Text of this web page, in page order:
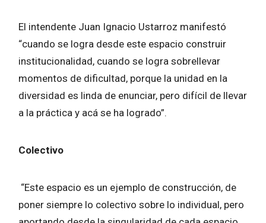
El intendente Juan Ignacio Ustarroz manifestó
“cuando se logra desde este espacio construir
institucionalidad, cuando se logra sobrellevar
momentos de dificultad, porque la unidad en la
diversidad es linda de enunciar, pero difícil de llevar
a la práctica y acá se ha logrado”.
Colectivo
“Este espacio es un ejemplo de construcción, de
poner siempre lo colectivo sobre lo individual, pero